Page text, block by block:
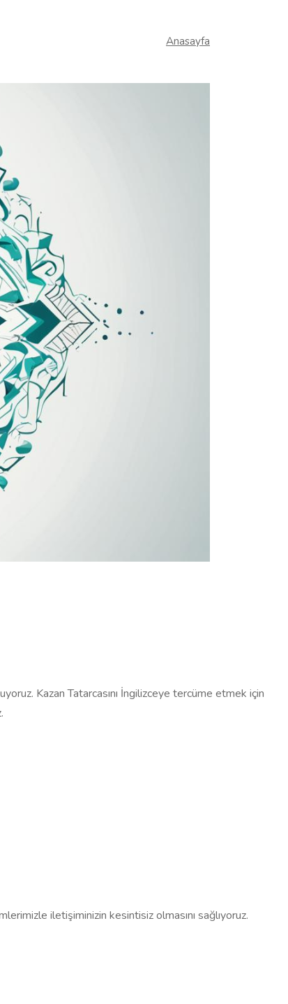
Anasayfa
Kazan Tatarcasını İngilizceye tercüme etmek için
iletişiminizin kesintisiz olmasını sağlıyoruz.